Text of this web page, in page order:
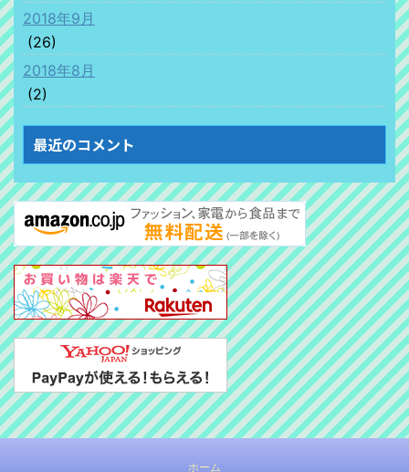
2018年9月
(26)
2018年8月
(2)
最近のコメント
ホーム